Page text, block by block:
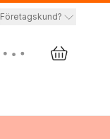
Företagskund?